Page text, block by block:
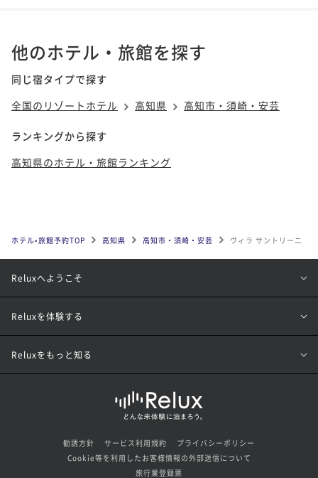
他のホテル・旅館を探す
同じ宿タイプで探す
全国のリゾートホテル
高知県 高知市・須崎・安芸
ランキングから探す
高知県のホテル・旅館ランキング
ホテル•旅館予約TOP 高知県 高知市・須崎・安芸 ヴィラ サントリーニ
Reluxへようこそ
Reluxを体験する
Reluxをもっと知る
勧誘方針 サービス利用規約
プライバシーポリシー
Cookie等を利用したお客様情報の外部送信について
旅行業登録票